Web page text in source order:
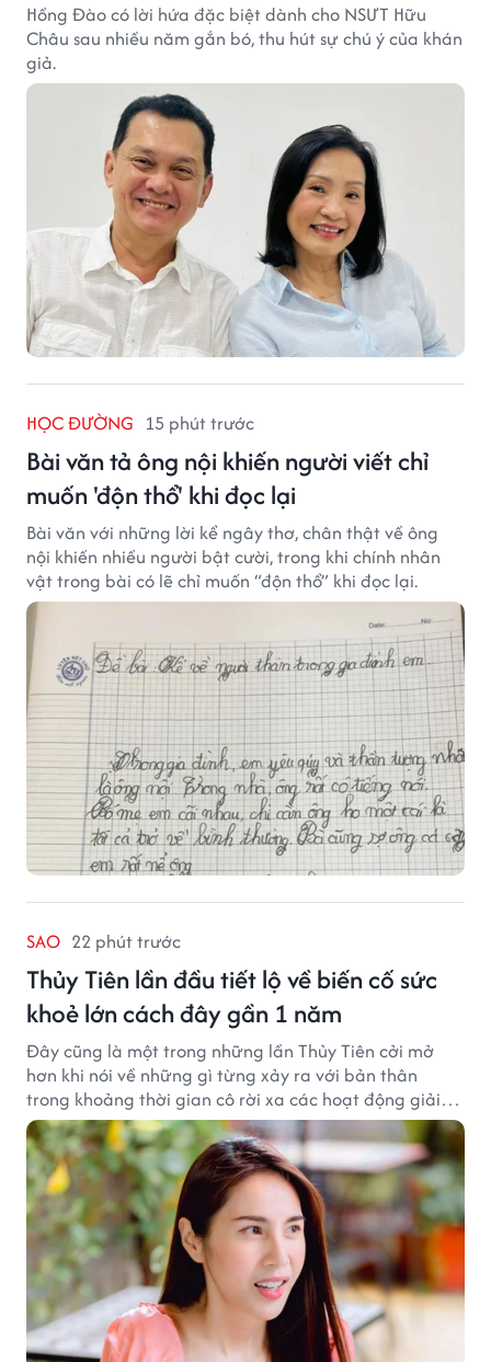
Hồng Đào có lời hứa đặc biệt dành cho NSƯT Hữu
Châu sau nhiều năm gắn bó, thu hút sự chú ý của khán
giả.
HỌC ĐƯỜNG 15 phút trước
Bài văn tả ông nội khiến người viết chỉ
muốn 'độn thổ' khi đọc lại
Bài văn với những lời kể ngây thơ, chân thật về ông
nội khiến nhiều người bật cười, trong khi chính nhân
vật trong bài có lẽ chỉ muốn “độn thổ” khi đọc lại.
SAO 22 phút trước
Thủy Tiên lần đầu tiết lộ về biến cố sức
khoẻ lớn cách đây gần 1 năm
Đây cũng là một trong những lần Thủy Tiên cởi mở
hơn khi nói về những gì từng xảy ra với bản thân
trong khoảng thời gian cô rời xa các hoạt động giải
trí.